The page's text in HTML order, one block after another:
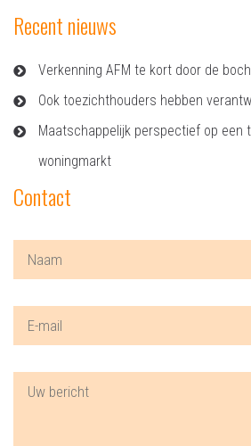
Recent nieuws
Verkenning AFM te kort door de
Ook toezichthouders hebben
Maatschappelijk perspectief op een
woningmarkt
Contact